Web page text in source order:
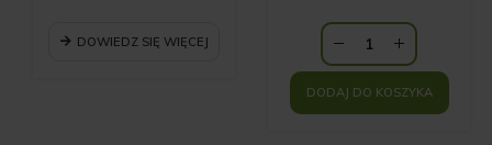
DOWIEDZ SIĘ WIĘCEJ
49.99 zł.
cena
wynosi:
39.99 zł.
DODAJ DO KOSZYKA